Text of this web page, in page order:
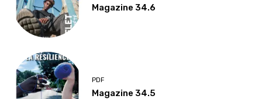
Magazine 34.6
PDF
Magazine 34.5